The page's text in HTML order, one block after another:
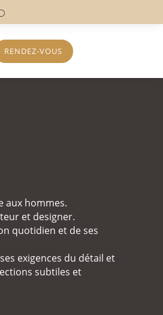
RENDEZ-VOUS
aux hommes.
et designer.
quotidien et de ses
exigences du détail et
subtiles et